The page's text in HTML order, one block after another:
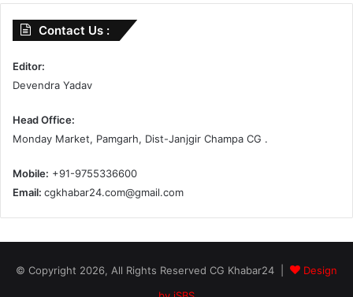
Contact Us :
Editor:
Devendra Yadav
Head Office:
Monday Market, Pamgarh, Dist-Janjgir Champa CG .
Mobile: +91-9755336600
Email: cgkhabar24.com@gmail.com
© Copyright 2026, All Rights Reserved CG Khabar24 |
Design